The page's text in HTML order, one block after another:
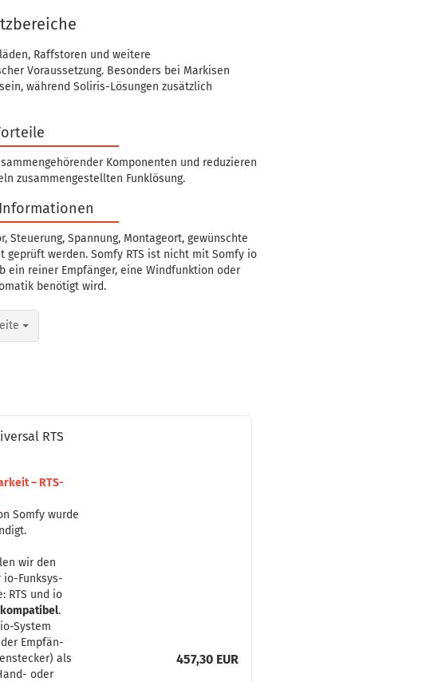
Raffstoren und weitere
Voraussetzung. Besonders bei Markisen
während Soliris-Lösungen zusätzlich
Komponenten und reduzieren
zusammengestellten Funklösung.
Spannung, Montageort, gewünschte
geprüft werden. Somfy RTS ist nicht mit Somfy io
ein reiner Empfänger, eine Windfunktion oder
benötigt wird.
RTS
– RTS-​
Somfy wurde
wir den
io-​Funk­sys­
RTS und io
.
​Sys­tem
Emp­fän­
als
oder
457,30 EUR